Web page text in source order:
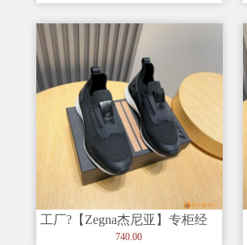
工厂?【Zegna杰尼亚】专柜经
典休闲鞋，以细节和创造力赢
740.00